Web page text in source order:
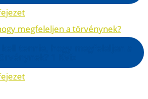
megfeleljen a törvénynek?